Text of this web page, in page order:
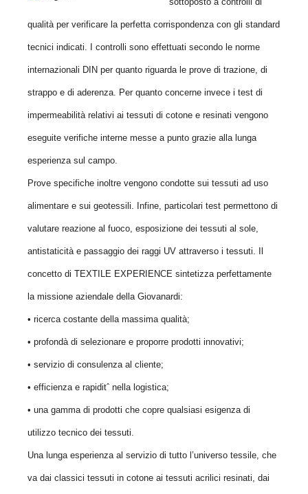
qualità per verificare la perfetta corrispondenza con gli standard
tecnici indicati. I controlli sono effettuati secondo le norme
internazionali DIN per quanto riguarda le prove di trazione, di
strappo e di aderenza. Per quanto concerne invece i test di
impermeabilità relativi ai tessuti di cotone e resinati vengono
eseguite verifiche interne messe a punto grazie alla lunga
esperienza sul campo.
Prove specifiche inoltre vengono condotte sui tessuti ad uso
alimentare e sui geotessili. Infine, particolari test permettono di
valutare reazione al fuoco, esposizione dei tessuti al sole,
antistaticità e passaggio dei raggi UV attraverso i tessuti. Il
concetto di TEXTILE EXPERIENCE sintetizza perfettamente
la missione aziendale della Giovanardi:
• ricerca costante della massima qualità;
• profondà di selezionare e proporre prodotti innovativi;
• servizio di consulenza al cliente;
• efficienza e rapiditˆ nella logistica;
• una gamma di prodotti che copre qualsiasi esigenza di
utilizzo tecnico dei tessuti.
Una lunga esperienza al servizio di tutto l’universo tessile, che
va dai classici tessuti in cotone ai tessuti acrilici resinati, dai